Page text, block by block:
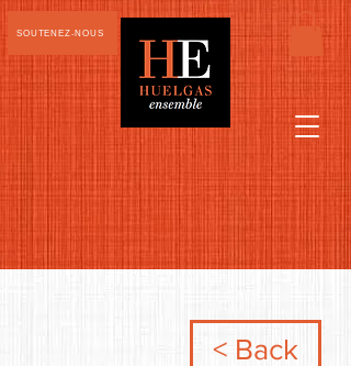
SOUTENEZ-NOUS
< Back